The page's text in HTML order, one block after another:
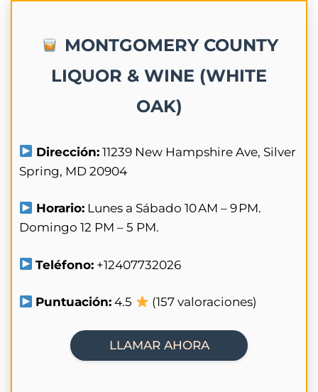
MONTGOMERY COUNTY
LIQUOR & WINE (WHITE
OAK)
Dirección: 11239 New Hampshire Ave, Silver
Spring, MD 20904
Horario: Lunes a Sábado 10 AM – 9 PM.
Domingo 12 PM – 5 PM.
Teléfono: +12407732026
Puntuación: 4.5 (157 valoraciones)
LLAMAR AHORA